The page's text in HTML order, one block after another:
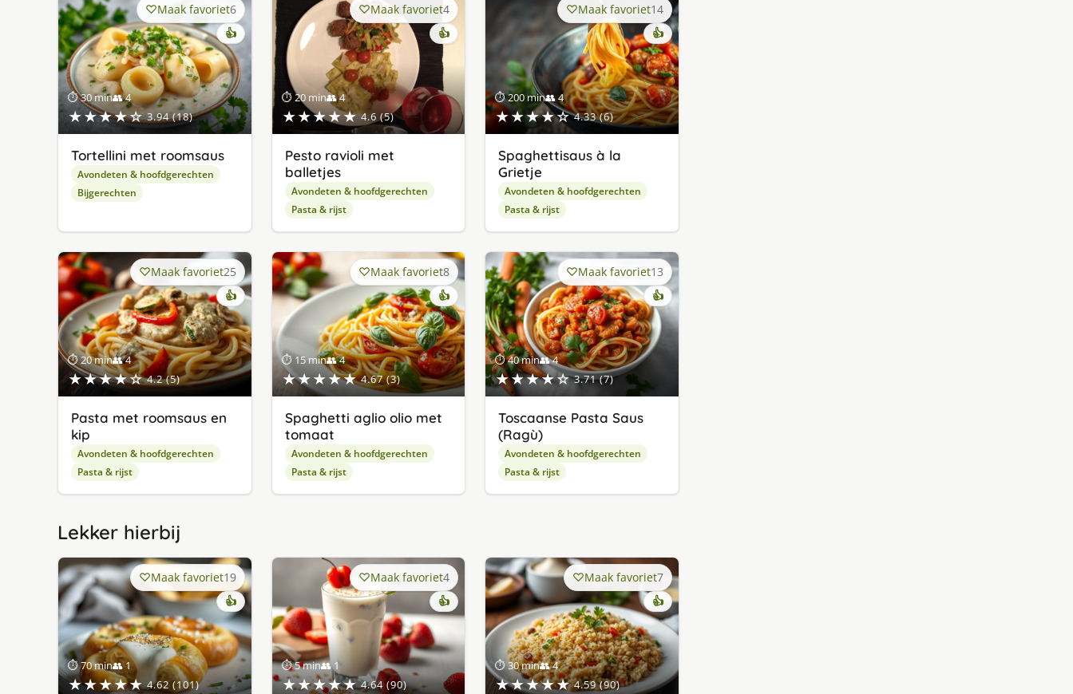
⏱ 30 min👥 4
★★★★☆ 3.94 (18)
Maak favoriet6
👍
Tortellini met roomsaus
Avondeten & hoofdgerechten
Bijgerechten
⏱ 20 min👥 4
★★★★★ 4.6 (5)
Maak favoriet4
👍
Pesto ravioli met
balletjes
Avondeten & hoofdgerechten
Pasta & rijst
⏱ 200 min👥 4
★★★★☆ 4.33 (6)
Maak favoriet14
👍
Spaghettisaus à la
Grietje
Avondeten & hoofdgerechten
Pasta & rijst
⏱ 20 min👥 4
★★★★☆ 4.2 (5)
Maak favoriet25
👍
Pasta met roomsaus en
kip
Avondeten & hoofdgerechten
Pasta & rijst
⏱ 15 min👥 4
★★★★★ 4.67 (3)
Maak favoriet8
👍
Spaghetti aglio olio met
tomaat
Avondeten & hoofdgerechten
Pasta & rijst
⏱ 40 min👥 4
★★★★☆ 3.71 (7)
Maak favoriet13
👍
Toscaanse Pasta Saus
(Ragù)
Avondeten & hoofdgerechten
Pasta & rijst
Lekker hierbij
⏱ 70 min👥 1
★★★★★ 4.62 (101)
Maak favoriet19
👍
⏱ 5 min👥 1
★★★★★ 4.64 (90)
Maak favoriet4
👍
⏱ 30 min👥 4
★★★★★ 4.59 (90)
Maak favoriet7
👍